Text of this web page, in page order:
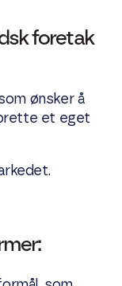
foretak
ønsker å
et eget